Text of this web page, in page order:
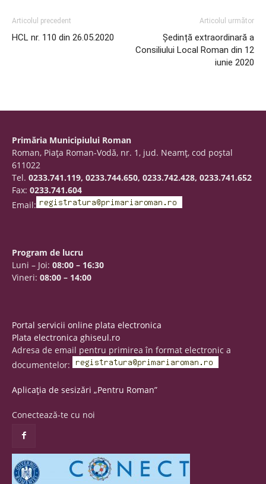
Articolul precedent
HCL nr. 110 din 26.05.2020
Articolul următor
Ședință extraordinară a
Consiliului Local Roman din 12
iunie 2020
Primăria Municipiului Roman
Roman, Piaţa Roman-Vodă, nr. 1, jud. Neamţ, cod poştal
611022
Tel. 0233.741.119, 0233.744.650, 0233.742.428, 0233.741.652
Fax: 0233.741.604
Email:
Program de lucru
Luni – Joi: 08:00 – 16:30
Vineri: 08:00 – 14:00
Portal servicii online plata electronica
Plata electronica ghiseul.ro
Adresa de email pentru primirea în format electronic a
documentelor:
Aplicația de sesizări „Pentru Roman”
Conectează-te cu noi